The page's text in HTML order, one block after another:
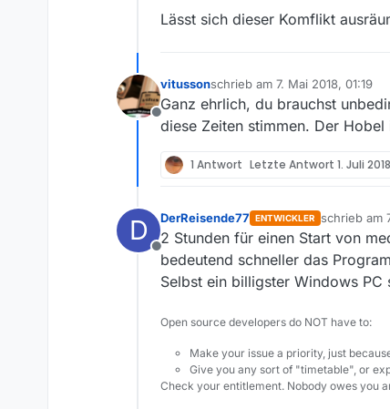
Lässt sich dieser Komflikt
Offline
vitussonschrieb am 7. Mai 2018, 01:19
zuletzt editiert von
Ganz ehrlich, du brauchst
diese Zeiten stimmen. Der
1 Antwort Letzte Antwort 1. Juli
D
Offline
DerReisende77 ENTWICKLER schrieb am
zuletzt
2 Stunden für einen Start von
bedeutend schneller das
Selbst ein billigster Windows
Open source developers do NOT have to:
Make your issue a priority, just
Give you any sort of "timetable", or
Check your entitlement. Nobody owes you